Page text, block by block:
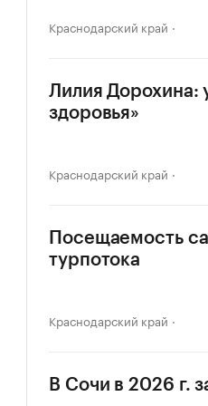
Краснодарский край
Лилия Дорохина:
здоровья»
Краснодарский край
Посещаемость
турпотока
Краснодарский край
В Сочи в 2026 г.